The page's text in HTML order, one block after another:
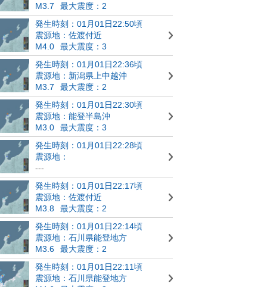
M3.7
最大震度：2
発生時刻：01月01日22:50頃
震源地：佐渡付近
M4.0
最大震度：3
発生時刻：01月01日22:36頃
震源地：新潟県上中越沖
M3.7
最大震度：2
発生時刻：01月01日22:30頃
震源地：能登半島沖
M3.0
最大震度：3
発生時刻：01月01日22:28頃
震源地：
---
発生時刻：01月01日22:17頃
震源地：佐渡付近
M3.8
最大震度：2
発生時刻：01月01日22:14頃
震源地：石川県能登地方
M3.6
最大震度：2
発生時刻：01月01日22:11頃
震源地：石川県能登地方